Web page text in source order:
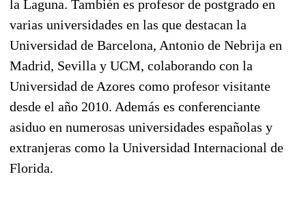
la Laguna. También es profesor de postgrado en
varias universidades en las que destacan la
Universidad de Barcelona, Antonio de Nebrija en
Madrid, Sevilla y UCM, colaborando con la
Universidad de Azores como profesor visitante
desde el año 2010. Además es conferenciante
asiduo en numerosas universidades españolas y
extranjeras como la Universidad Internacional de
Florida.